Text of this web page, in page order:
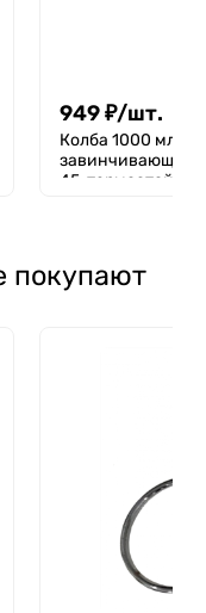
949₽/шт.
Колба 1000 мл,
45,
покупают